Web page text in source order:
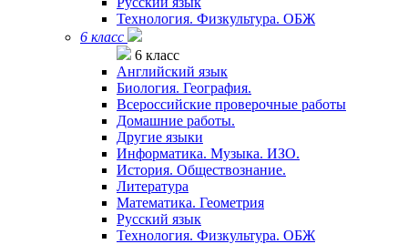
Технология. Физкультура. ОБЖ
6 класс
6 класс
Английский язык
Биология. География.
Всероссийские проверочные работы
Домашние работы.
Другие языки
Информатика. Музыка. ИЗО.
История. Обществознание.
Литература
Математика. Геометрия
Русский язык
Технология. Физкультура. ОБЖ